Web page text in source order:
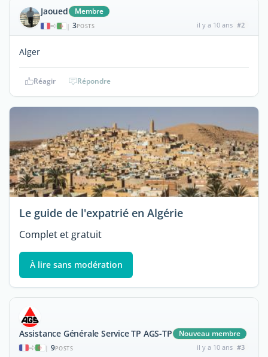
Jaoued Membre
| 3POSTS il y a 10 ans #2
Alger
Réagir Répondre
Le guide de l'expatrié en Algérie
Complet et gratuit
À lire sans modération
Assistance Générale Service TP AGS-TP Nouveau membre
| 9POSTS il y a 10 ans #3